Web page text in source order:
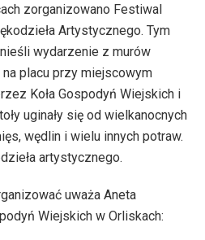
zorganizowano Festiwal
Artystycznego. Tym
wydarzenie z murów
placu przy miejscowym
Koła Gospodyń Wiejskich i
uginały się od wielkanocnych
wędlin i wielu innych potraw.
artystycznego.
uważa Aneta
Wiejskich w Orliskach: